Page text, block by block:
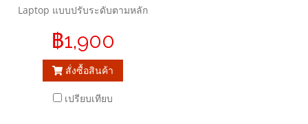
Laptop แบบปรับระดับตามหลัก
ต่อการติดตั้ง ถูกออกแบบมาเพื่อ
การรับชมที่สะดวกสบาย, แก้ไข
ปัญหาสุขภาพ, ลดความเสี่ยง
ของโรคร้ายจากการนั่งทำงาน
฿1,900
สั่งซื้อสินค้า
เปรียบเทียบ